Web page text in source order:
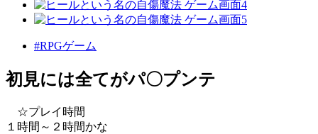
#RPGゲーム
初見には全てがパ〇プンテ
☆プレイ時間
１時間～２時間かな